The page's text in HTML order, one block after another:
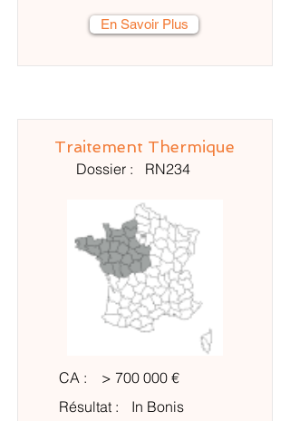
En Savoir Plus
Traitement Thermique
Dossier : RN234
CA :
> 700 000 €
Résultat :
In Bonis